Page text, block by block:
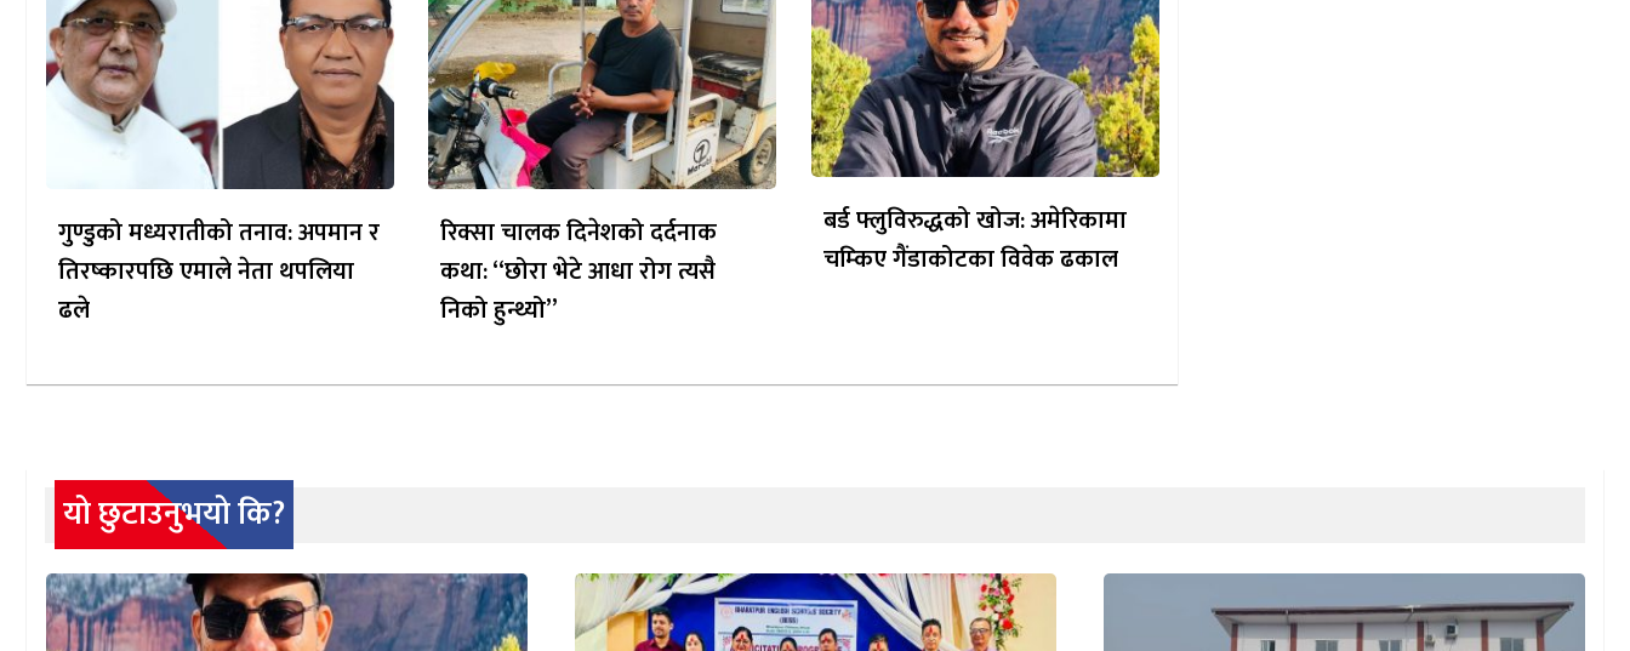
गुण्डुको मध्यरातीको तनाव: अपमान र
तिरष्कारपछि एमाले नेता थपलिया
ढले
रिक्सा चालक दिनेशको दर्दनाक
कथा: “छोरा भेटे आधा रोग त्यसै
निको हुन्थ्यो”
बर्ड फ्लुविरुद्धको खोज: अमेरिकामा
चम्किए गैंडाकोटका विवेक ढकाल
यो छुटाउनुभयो कि?